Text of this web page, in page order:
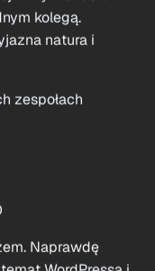
z Mariuszem przez
kolegą.
natura i